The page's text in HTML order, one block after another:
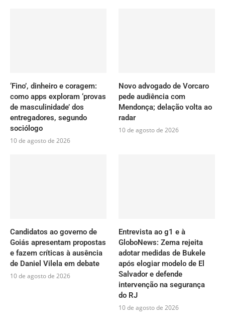
‘Fino’, dinheiro e coragem:
como apps exploram ‘provas
de masculinidade’ dos
entregadores, segundo
sociólogo
10 de agosto de 2026
Novo advogado de Vorcaro
pede audiência com
Mendonça; delação volta ao
radar
10 de agosto de 2026
Candidatos ao governo de
Goiás apresentam propostas
e fazem críticas à ausência
de Daniel Vilela em debate
10 de agosto de 2026
Entrevista ao g1 e à
GloboNews: Zema rejeita
adotar medidas de Bukele
após elogiar modelo de El
Salvador e defende
intervenção na segurança
do RJ
10 de agosto de 2026